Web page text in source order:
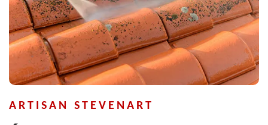
ARTISAN STEVENART